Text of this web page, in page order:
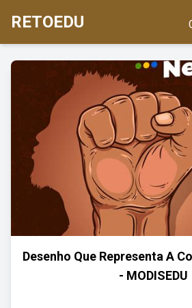
RETOEDU
Desenho Que Representa A
- MODISEDU